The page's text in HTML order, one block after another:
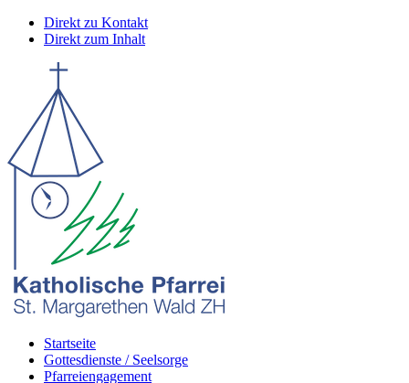
Direkt zu Kontakt
Direkt zum Inhalt
Startseite
Gottesdienste / Seelsorge
Pfarreiengagement